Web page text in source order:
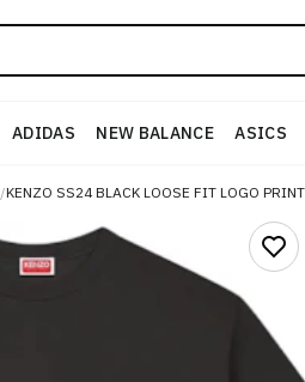
ADIDAS NEW BALANCE ASICS
/